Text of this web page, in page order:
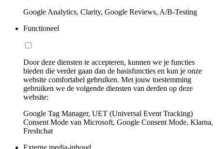
Google Analytics, Clarity, Google Reviews, A/B-Testing
Functioneel
Door deze diensten te accepteren, kunnen we je functies
bieden die verder gaan dan de basisfuncties en kun je onze
website comfortabel gebruiken. Met jouw toestemming
gebruiken we de volgende diensten van derden op deze
website:
Google Tag Manager, UET (Universal Event Tracking)
Consent Mode van Microsoft, Google Consent Mode, Klarna,
Freshchat
Externe media-inhoud